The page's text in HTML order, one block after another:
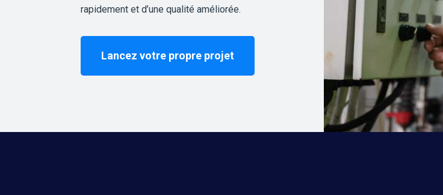
rapidement et d’une qualité améliorée.
Lancez votre propre projet